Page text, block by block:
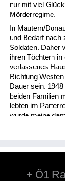
nur mit viel
Mörderregime.
In Mautern/
und Bedarf nach
Soldaten. Daher
ihren Töchtern in
verlassenes
Richtung
Dauer sein.
beiden Familien
lebten im
wurde meine
daraufhin samt
Zeit von den
meine Ö1